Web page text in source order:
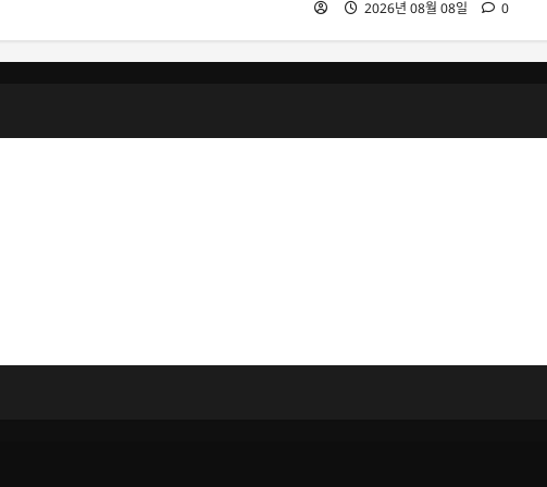
2026년 08월 08일 0